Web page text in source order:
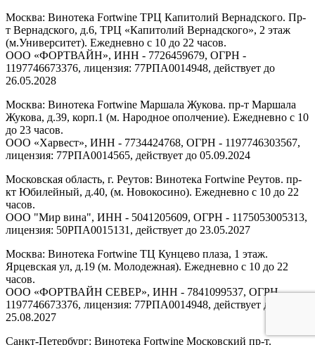
Москва: Винотека Fortwine ТРЦ Капитолий Вернадского. Пр-
т Вернадского, д.6, ТРЦ «Капитолий Вернадского», 2 этаж
(м.Университет). Ежедневно с 10 до 22 часов.
ООО «ФОРТВАЙН», ИНН - 7726459679, ОГРН -
1197746673376, лицензия: 77РПА0014948, действует до
26.05.2028
Москва: Винотека Fortwine Маршала Жукова. пр-т Маршала
Жукова, д.39, корп.1 (м. Народное ополчение). Ежедневно с 10
до 23 часов.
ООО «Харвест», ИНН - 7734424768, ОГРН - 1197746303567,
лицензия: 77РПА0014565, действует до 05.09.2024
Московская область, г. Реутов: Винотека Fortwine Реутов. пр-
кт Юбилейный, д.40, (м. Новокосино). Ежедневно с 10 до 22
часов.
ООО "Мир вина", ИНН - 5041205609, ОГРН - 1175053005313,
лицензия: 50РПА0015131, действует до 23.05.2027
Москва: Винотека Fortwine ТЦ Кунцево плаза, 1 этаж.
Ярцевская ул, д.19 (м. Молодежная). Ежедневно с 10 до 22
часов.
ООО «ФОРТВАЙН СЕВЕР», ИНН - 7841099537, ОГРН -
1197746673376, лицензия: 77РПА0014948, действует до
25.08.2027
Санкт-Петербург: Винотека Fortwine Московский пр-т.